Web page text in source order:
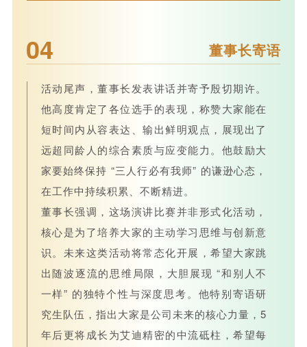
04 董事长寄语
活动尾声，董事长发表讲话并寄予殷切期许。
他高度肯定了各位选手的表现，称赞大家能在
短时间内从容表达、输出鲜明观点，展现出了
远超同龄人的综合素质与应变能力。他鼓励大
家要始终保持 “三人行必有我师” 的谦逊心态，
在工作中持续积累、不断精进。
董事长强调，这场演讲比赛并非形式化活动，
核心是为了培养大家的主动学习思维与创新意
识。未来这类活动将常态化开展，希望大家跳
出随波逐流的思维局限，大胆展现 “和别人不
一样” 的独特个性与深度思考。他特别寄语研
究生队伍，指出大家是公司未来的核心力量，5
年后更将成长为艾迪精密的中流砥柱，希望每